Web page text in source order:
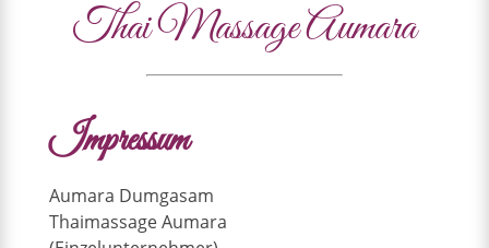
Thai Massage Aumara
Impressum
Aumara Dumgasam
Thaimassage Aumara